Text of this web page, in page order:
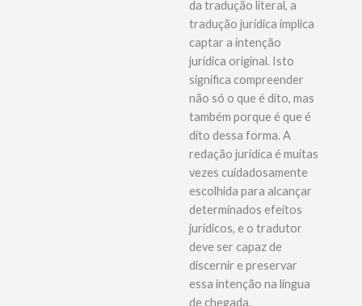
No entanto, para além
da tradução literal, a
tradução jurídica implica
captar a intenção
jurídica original. Isto
significa compreender
não só o que é dito, mas
também porque é que é
dito dessa forma. A
redação jurídica é muitas
vezes cuidadosamente
escolhida para alcançar
determinados efeitos
jurídicos, e o tradutor
deve ser capaz de
discernir e preservar